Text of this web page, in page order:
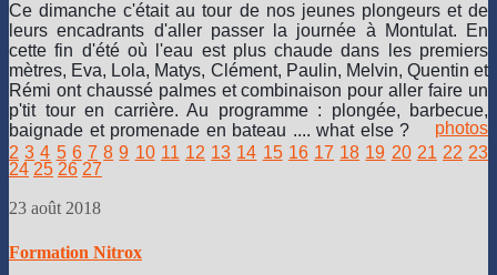
Ce dimanche c'était au tour de nos jeunes plongeurs et de
leurs encadrants d'aller passer la journée à Montulat. En
cette fin d'été où l'eau est plus chaude dans les premiers
mètres, Eva, Lola, Matys, Clément, Paulin, Melvin, Quentin et
Rémi ont chaussé palmes et combinaison pour aller faire un
p'tit tour en carrière. Au programme : plongée, barbecue,
baignade et promenade en bateau .... what else ?
photos
2 3 4 5 6 7 8 9 10 11 12 13 14 15 16 17 18 19 20 21 22 23
24 25 26 27
23 août 2018
Formation Nitrox